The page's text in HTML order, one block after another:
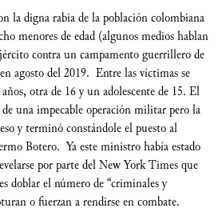
la digna rabia de la población colombiana
menores de edad (algunos medios hablan
contra un campamento guerrillero de
agosto del 2019. Entre las víctimas se
otra de 16 y un adolescente de 15. El
una impecable operación militar pero la
y terminó constándole el puesto al
Botero. Ya este ministro había estado
por parte del New York Times que
doblar el número de “criminales y
o fuerzan a rendirse en combate.